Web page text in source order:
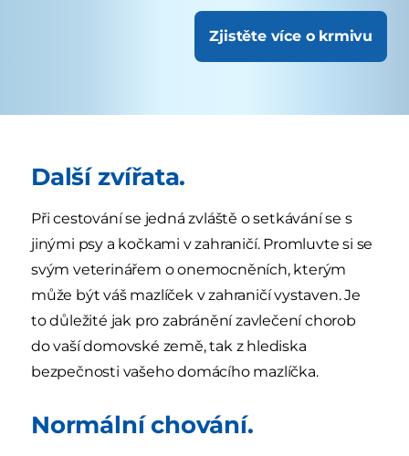
Zjistěte více o krmivu
Další zvířata.
Při cestování se jedná zvláště o setkávání se s
jinými psy a kočkami v zahraničí. Promluvte si se
svým veterinářem o onemocněních, kterým
může být váš mazlíček v zahraničí vystaven. Je
to důležité jak pro zabránění zavlečení chorob
do vaší domovské země, tak z hlediska
bezpečnosti vašeho domácího mazlíčka.
Normální chování.